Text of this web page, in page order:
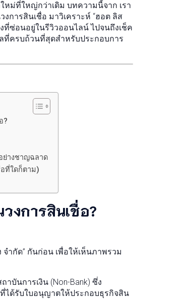
ม่ที่ใหญ่กว่าเดิม บทความนี้จาก เรา
การสินเชื่อ มาวิเคราะห์ “ฮอต ลิส
ที่ซ่อนอยู่ในรีวิวออนไลน์ ไปจนถึงเช็ค
ครบถ้วนที่สุดสำหรับประกอบการ
?
ย่างชาญฉลาด
ที่ใดก็ตาม)
งการสินเชื่อ?
ำกัด” กันก่อน เพื่อให้เห็นภาพรวม
บันการเงิน (Non-Bank) ซึ่ง
ได้รับใบอนุญาตให้ประกอบธุรกิจสิน